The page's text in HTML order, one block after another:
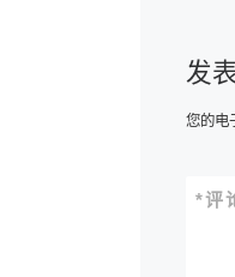
发
您的电
评
*